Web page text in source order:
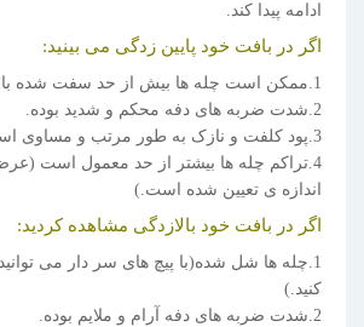
ادامه پیدا کند.
اگر در بافت خود پایین زدگی می بینید:
1.ممکن است چله ها بیش از حد سفت شده باشد.
2.شدت ضربه های دفه محکم و شدید بوده.
3.پود کلفت و نازک به طور مرتب و مساوی استفاده نشده.
4.تراکم چله ها بیشتر از حد معمول است
اندازه ی تعیین شده است.)
اگر در بافت خود بالازدگی مشاهده کردید:
1.چله ها شل شده(با پیچ های سر دار می توانید
کنید.)
2.شدت ضربه های دفه آرام و ملایم بوده.